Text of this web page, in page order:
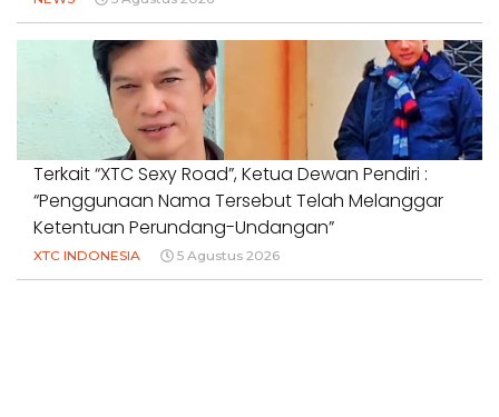
Terkait “XTC Sexy Road”, Ketua Dewan Pendiri :
“Penggunaan Nama Tersebut Telah Melanggar
Ketentuan Perundang-Undangan”
XTC INDONESIA 5 Agustus 2026